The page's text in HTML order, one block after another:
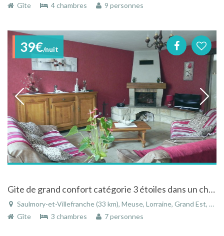
Gîte
4 chambres 9 personnes
39€/nuit
Gite de grand confort catégorie 3 étoiles dans un charmant petit village .
Saulmory-et-Villefranche (33 km), Meuse, Lorraine, Grand Est, France
Gîte
3 chambres 7 personnes